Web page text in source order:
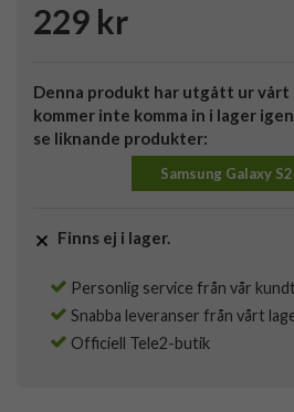
229 kr
Denna produkt har utgått ur
kommer inte komma in i lager
se liknande produkter:
Samsung Galaxy
Finns ej i lager.
Personlig service från vår
Snabba leveranser från vårt
Officiell Tele2-butik